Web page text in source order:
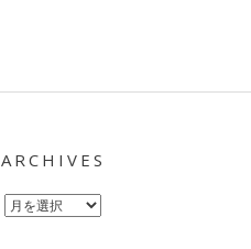
ARCHIVES
Archives